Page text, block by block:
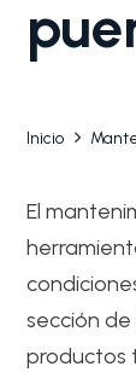
Inicio
El
sección de
productos